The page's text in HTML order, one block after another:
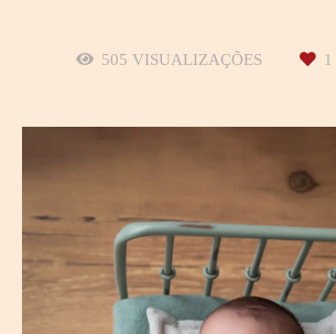
505 VISUALIZAÇÕES 1